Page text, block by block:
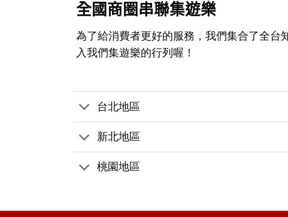
全國商圈串聯集遊樂
為了給消費者更好的服務，我們集合了全台
入我們集遊樂的行列喔！
台北地區
新北地區
桃園地區